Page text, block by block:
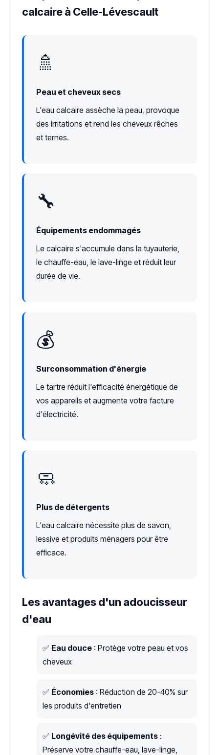
calcaire à Celle-Lévescault
🚿
Peau et cheveux secs
L'eau calcaire assèche la peau, provoque
des irritations et rend les cheveux rêches
et ternes.
🔧
Équipements endommagés
Le calcaire s'accumule dans la tuyauterie,
le chauffe-eau, le lave-linge et réduit leur
durée de vie.
💰
Surconsommation d'énergie
Le tartre réduit l'efficacité énergétique de
vos appareils et augmente votre facture
d'électricité.
🧼
Plus de détergents
L'eau calcaire nécessite plus de savon,
lessive et produits ménagers pour être
efficace.
Les avantages d'un adoucisseur
d'eau
✅ Eau douce : Protège votre peau et vos
cheveux
✅ Économies : Réduction de 20-40% sur
les produits d'entretien
✅ Longévité des équipements :
Préserve votre chauffe-eau, lave-linge,